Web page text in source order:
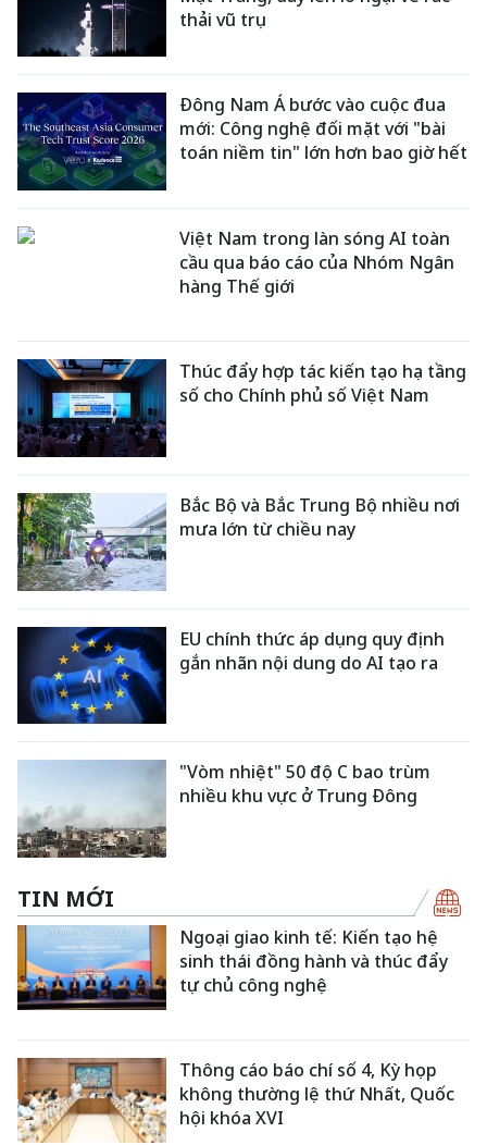
thải vũ trụ
Đông Nam Á bước vào cuộc đua
mới: Công nghệ đối mặt với "bài
toán niềm tin" lớn hơn bao giờ hết
Việt Nam trong làn sóng AI toàn
cầu qua báo cáo của Nhóm Ngân
hàng Thế giới
Thúc đẩy hợp tác kiến tạo hạ tầng
số cho Chính phủ số Việt Nam
Bắc Bộ và Bắc Trung Bộ nhiều nơi
mưa lớn từ chiều nay
EU chính thức áp dụng quy định
gắn nhãn nội dung do AI tạo ra
"Vòm nhiệt" 50 độ C bao trùm
nhiều khu vực ở Trung Đông
TIN MỚI
Ngoại giao kinh tế: Kiến tạo hệ
sinh thái đồng hành và thúc đẩy
tự chủ công nghệ
Thông cáo báo chí số 4, Kỳ họp
không thường lệ thứ Nhất, Quốc
hội khóa XVI